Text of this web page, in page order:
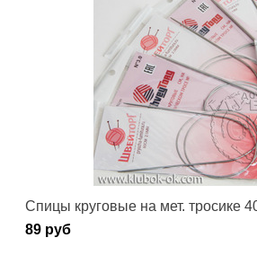
Спицы круговые на мет. тросике
89 руб